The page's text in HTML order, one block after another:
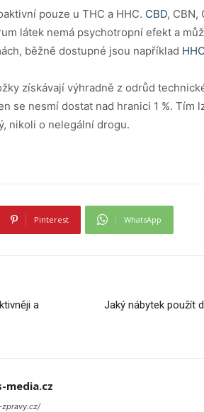
pouze u THC a HHC. CBD, CBN,
látek nemá psychotropní efekt a
běžně dostupné jsou například
získávají výhradně z odrůd
se nesmí dostat nad hranici 1 %. Tím
nikoli o nelegální drogu.
Pinterest WhatsApp
a
Jaký nábytek použít
media.cz